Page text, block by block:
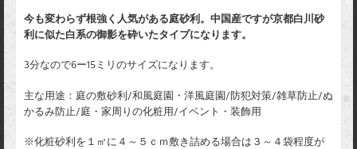
今も変わらず根強く人気がある庭砂利。中国産ですが京都白川砂
利に似た白系の御影を砕いたタイプになります。
3分なので6ー15ミリのサイズになります。
主な用途：庭の敷砂利/和風庭園・洋風庭園/防犯対策/雑草防止/ぬ
かるみ防止/庭・家周りの化粧用/イベント・装飾用
※化粧砂利を１㎡に４～５ｃｍ敷き詰める場合は３～４袋程度が